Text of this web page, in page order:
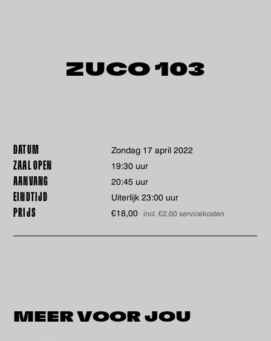
ZUCO 103
DATUM zondag 17 april 2022
ZAAL OPEN 19:30 uur
AANVANG 20:45 uur
EINDTIJD Uiterlijk 23:00 uur
PRIJS €18,00 incl. €2,00 servicekosten
MEER VOORJOU